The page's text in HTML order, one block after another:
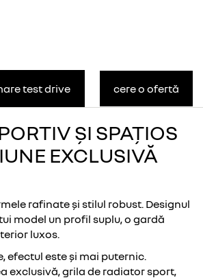
test drive cere o ofertă
ȘI SPAȚIOS
EXCLUSIVĂ
rafinate și stilul robust. Designul
model un profil suplu, o gardă
luxos.
efectul este și mai puternic.
exclusivă, grila de radiator sport,